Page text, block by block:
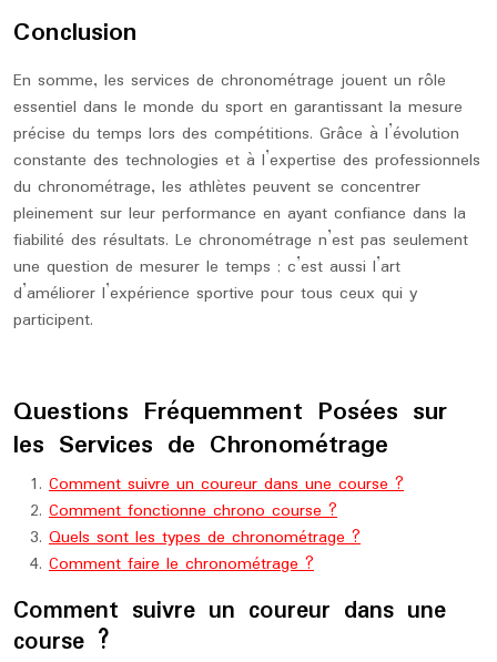
Conclusion
En somme, les services de chronométrage jouent un rôle
essentiel dans le monde du sport en garantissant la mesure
précise du temps lors des compétitions. Grâce à l’évolution
constante des technologies et à l’expertise des professionnels
du chronométrage, les athlètes peuvent se concentrer
pleinement sur leur performance en ayant confiance dans la
fiabilité des résultats. Le chronométrage n’est pas seulement
une question de mesurer le temps ; c’est aussi l’art
d’améliorer l’expérience sportive pour tous ceux qui y
participent.
Questions Fréquemment Posées sur
les Services de Chronométrage
Comment suivre un coureur dans une course ?
Comment fonctionne chrono course ?
Quels sont les types de chronométrage ?
Comment faire le chronométrage ?
Comment suivre un coureur dans une
course ?